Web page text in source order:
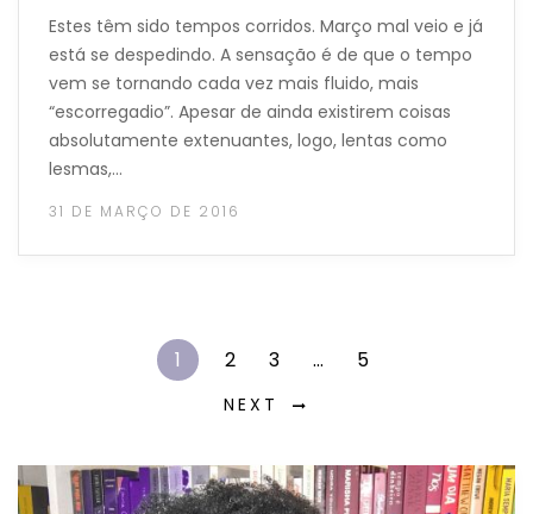
Estes têm sido tempos corridos. Março mal veio e já
está se despedindo. A sensação é de que o tempo
vem se tornando cada vez mais fluido, mais
“escorregadio”. Apesar de ainda existirem coisas
absolutamente extenuantes, logo, lentas como
lesmas,…
31 DE MARÇO DE 2016
1 2 3 … 5
NEXT